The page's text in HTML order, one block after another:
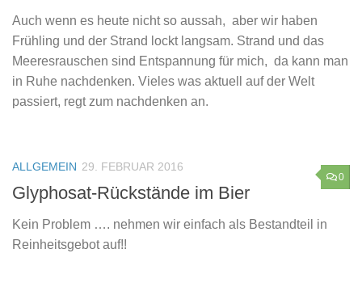
Auch wenn es heute nicht so aussah, aber wir haben
Frühling und der Strand lockt langsam. Strand und das
Meeresrauschen sind Entspannung für mich, da kann man
in Ruhe nachdenken. Vieles was aktuell auf der Welt
passiert, regt zum nachdenken an.
0
ALLGEMEIN 29. FEBRUAR 2016
Glyphosat-Rückstände im Bier
Kein Problem …. nehmen wir einfach als Bestandteil in
Reinheitsgebot auf!!